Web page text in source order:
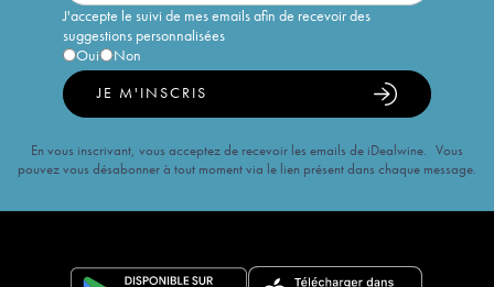
J'accepte le suivi de mes emails afin de recevoir des
suggestions personnalisées
Oui
Non
JE M'INSCRIS
En vous inscrivant, vous acceptez de recevoir les emails de iDealwine. Vous
pouvez vous désabonner à tout moment via le lien présent dans chaque message.